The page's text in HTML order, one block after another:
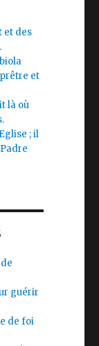
et des
et
là où
; il
guérir
de foi